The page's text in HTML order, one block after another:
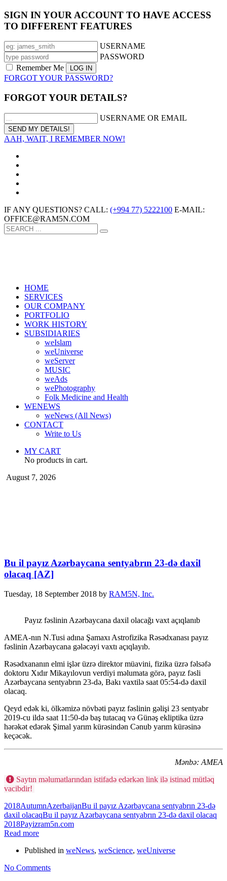
SIGN IN YOUR ACCOUNT TO HAVE ACCESS
TO DIFFERENT FEATURES
USERNAME
PASSWORD
Remember Me
FORGOT YOUR PASSWORD?
FORGOT YOUR DETAILS?
USERNAME OR EMAIL
AAH, WAIT, I REMEMBER NOW!
IF ANY QUESTIONS? CALL: (+994 77) 5222100 E-MAIL:
OFFICE@RAM5N.COM
HOME
SERVICES
OUR COMPANY
PORTFOLIO
WORK HISTORY
SUBSIDIARIES
weIslam
weUniverse
weServer
MUSIC
weAds
wePhotography
Folk Medicine and Health
WENEWS
weNews (All News)
CONTACT
Write to Us
MY CART
No products in cart.
August 7, 2026
Bu il payız Azərbaycana sentyabrın 23-də daxil
olacaq [AZ]
Tuesday, 18 September 2018 by RAM5N, Inc.
Payız fəslinin Azərbaycana daxil olacağı vaxt açıqlanıb
AMEA-nın N.Tusi adına Şamaxı Astrofizika Rəsədxanası payız
fəslinin Azərbaycana gələcəyi vaxtı açıqlayıb.
Rəsədxananın elmi işlər üzrə direktor müavini, fizika üzrə fəlsəfə
doktoru Xıdır Mikayılovun verdiyi məlumata görə, payız fəsli
Azərbaycana sentyabrın 23-də, Bakı vaxtilə saat 05:54-də daxil
olacaq.
Qeyd edək ki, ölkəmizə növbəti payız fəslinin gəlişi 23 sentyabr
2019-cu ildə saat 11:50-də baş tutacaq və Günəş ekliptika üzrə
hərəkət edərək Şimal yarım kürəsindən Cənub yarım kürəsinə
keçəcək.
Mənbə: AMEA
Saytın məlumatlarından istifadə edərkən link ilə istinad mütləq
vacibdir!
2018AutumnAzerbaijanBu il payız Azərbaycana sentyabrın 23-də
daxil olacaqBu il payız Azərbaycana sentyabrın 23-də daxil olacaq
2018Payizram5n.com
Read more
Published in weNews, weScience, weUniverse
No Comments